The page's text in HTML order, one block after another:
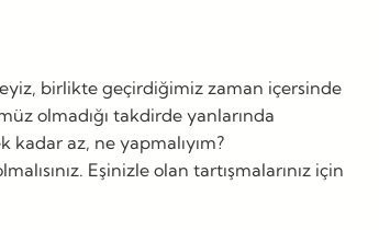
birlikte geçirdiğimiz zaman içersinde
olmadığı takdirde yanlarında
kadar az, ne yapmalıyım?
Eşinizle olan tartışmalarınız için